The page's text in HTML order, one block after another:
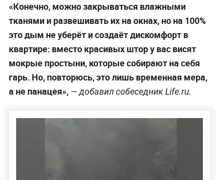
«Конечно, можно закрываться влажными
тканями и развешивать их на окнах, но на 100%
это дым не уберёт и создаёт дискомфорт в
квартире: вместо красивых штор у вас висят
мокрые простыни, которые собирают на себя
гарь. Но, повторюсь, это лишь временная мера,
а не панацея»,— добавил собеседник Life.ru.